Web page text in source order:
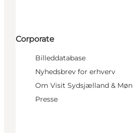
Corporate
Billeddatabase
Nyhedsbrev for erhverv
Om Visit Sydsjælland & Møn
Presse